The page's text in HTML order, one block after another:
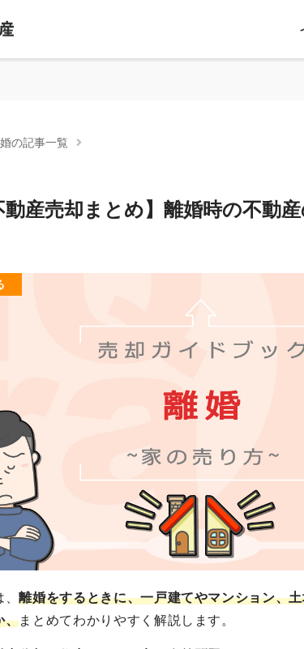
の記事一覧
動産売却まとめ】離婚時の不動
、離婚をするときに、一戸建てやマンション、
、まとめてわかりやすく解説します。